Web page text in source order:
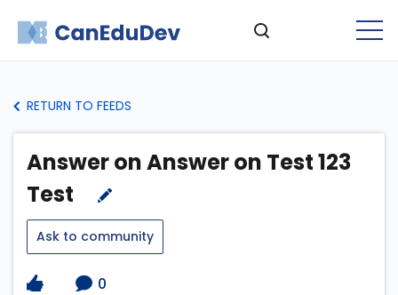
RETURN TO FEEDS
Answer on Answer on Test 123
Test
Ask to community
0